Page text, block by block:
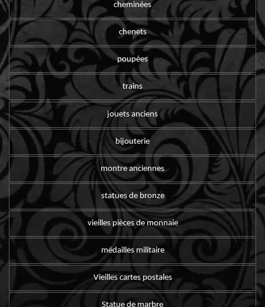
cheminées
chenets
poupées
trains
jouets anciens
bijouterie
montre anciennes
statues de bronze
vieilles pièces de monnaie
médailles militaire
Vieilles cartes postales
Statue de marbre